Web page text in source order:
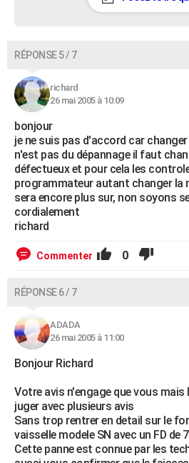
RÉPONSE 5 / 7
richard
26 mai 2005 à 10:09
bonjour
je ne suis pas d'accord car
n'est pas du dépannage il faut
défectueux et pour cela les
programmateur autant changer la
sera encore plus sur, non soyons
cordialement
richard
Commenter 0
RÉPONSE 6 / 7
ADADA
26 mai 2005 à 11:00
Bonjour Richard
Votre avis n'engage que vous
juger avec plusieurs avis
Sans trop rentrer en detail sur le
vaisselle modele SN avec un FD de
Cette panne est connue par les